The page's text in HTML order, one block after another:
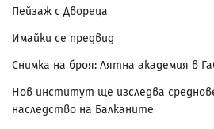
Пейзаж с Двореца
Имайки се предвид
Снимка на броя: Лятна академия в
Нов институт ще изследва
наследство на Балканите